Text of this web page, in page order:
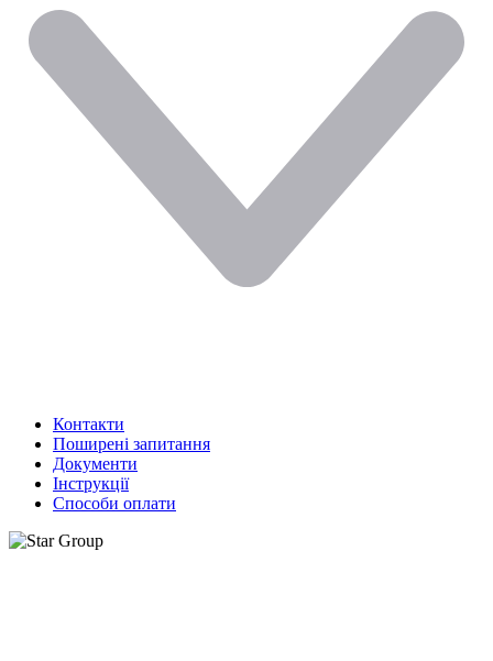
Контакти
Поширені запитання
Документи
Інструкції
Способи оплати